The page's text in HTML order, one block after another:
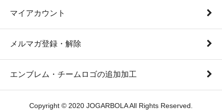
マイアカウント
メルマガ登録・解除
エンブレム・チームロゴの追加加工
Copyright © 2020 JOGARBOLA All Rights Reserved.